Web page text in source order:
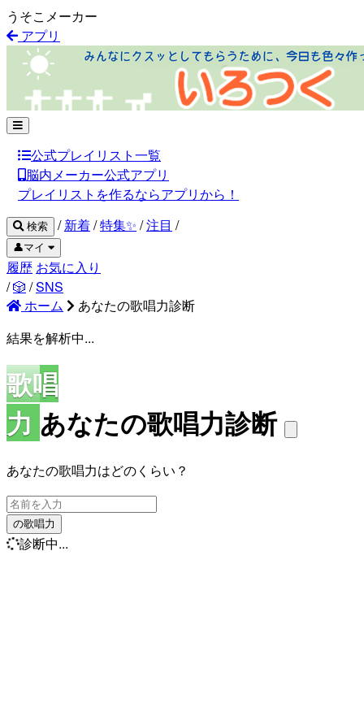
うそこメーカー
アプリ
公式プレイリスト一覧
脳内メーカー公式アプリ
プレイリストを作るならアプリから！
検索 / 新着/特集✨ /注目 /
👤マイ
履歴 お気に入り
/🎲 /SNS
ホーム
あなたの歌唱力診断
結果を解析中...
歌唱
力 あなたの歌唱力診断
あなたの歌唱力はどのくらい？
の歌唱力
診断中...